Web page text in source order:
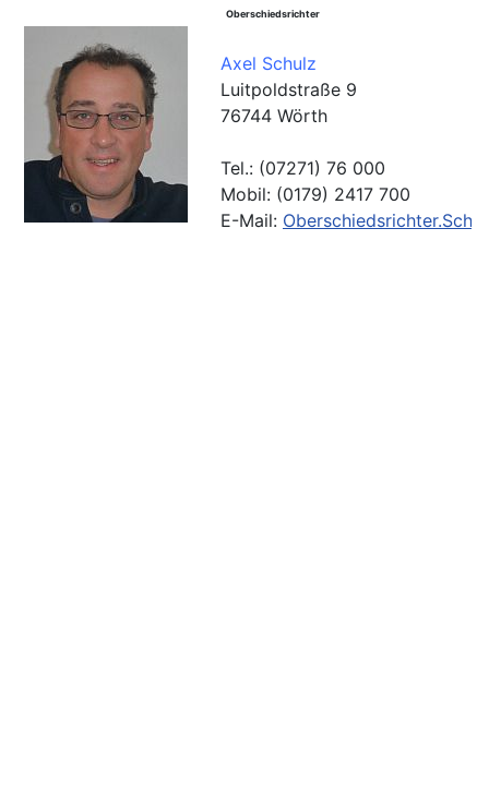
Oberschiedsrichter
Axel Schulz
Luitpoldstraße 9
76744 Wörth
Tel.: (07271) 76 000
Mobil: (0179) 2417 700
E-Mail: